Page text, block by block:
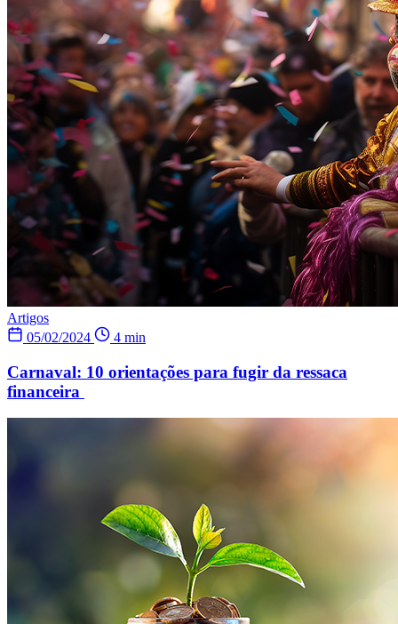
Artigos
05/02/2024
4 min
Carnaval: 10 orientações para fugir da ressaca
financeira